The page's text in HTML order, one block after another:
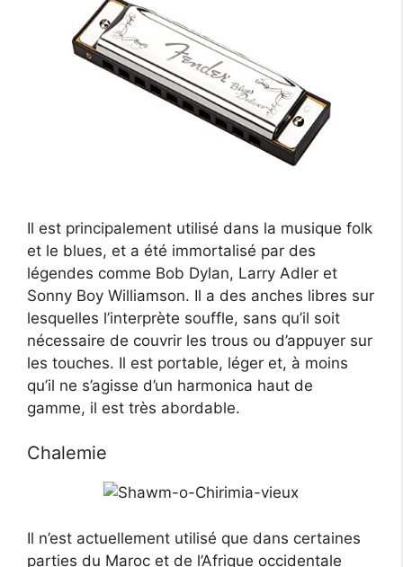
Il est principalement utilisé dans la musique folk
et le blues, et a été immortalisé par des
légendes comme Bob Dylan, Larry Adler et
Sonny Boy Williamson. Il a des anches libres sur
lesquelles l’interprète souffle, sans qu’il soit
nécessaire de couvrir les trous ou d’appuyer sur
les touches. Il est portable, léger et, à moins
qu’il ne s’agisse d’un harmonica haut de
gamme, il est très abordable.
Chalemie
Il n’est actuellement utilisé que dans certaines
parties du Maroc et de l’Afrique occidentale